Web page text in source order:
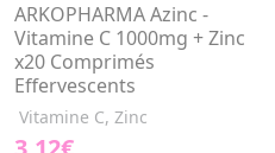
ARKOPHARMA Azinc -
Vitamine C 1000mg + Zinc
x20 Comprimés
Effervescents
Vitamine C, Zinc